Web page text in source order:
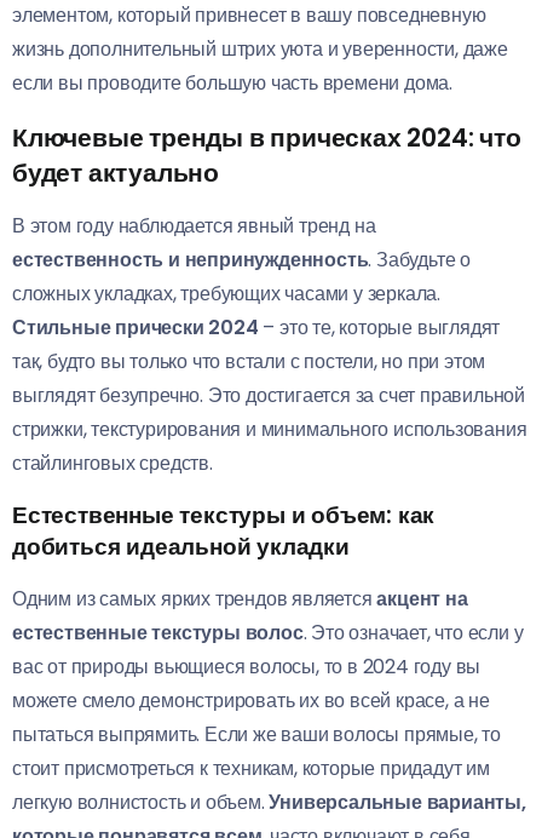
элементом, который привнесет в вашу повседневную
жизнь дополнительный штрих уюта и уверенности, даже
если вы проводите большую часть времени дома.
Ключевые тренды в прическах 2024: что
будет актуально
В этом году наблюдается явный тренд на
естественность и непринужденность. Забудьте о
сложных укладках, требующих часами у зеркала.
Стильные прически 2024 – это те, которые выглядят
так, будто вы только что встали с постели, но при этом
выглядят безупречно. Это достигается за счет правильной
стрижки, текстурирования и минимального использования
стайлинговых средств.
Естественные текстуры и объем: как
добиться идеальной укладки
Одним из самых ярких трендов являетсяакцент на
естественные текстуры волос. Это означает, что если у
вас от природы вьющиеся волосы, то в 2024 году вы
можете смело демонстрировать их во всей красе, а не
пытаться выпрямить. Если же ваши волосы прямые, то
стоит присмотреться к техникам, которые придадут им
легкую волнистость и объем.Универсальные варианты,